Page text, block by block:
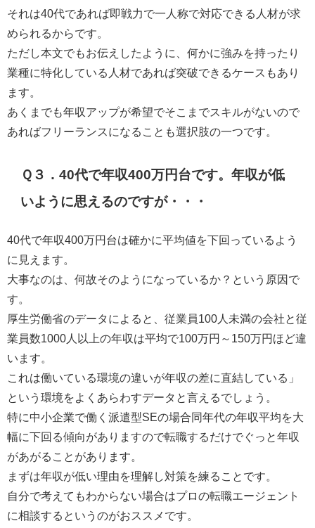
それは40代であれば即戦力で一人称で対応できる人材が求
められるからです。
ただし本文でもお伝えしたように、何かに強みを持ったり
業種に特化している人材であれば突破できるケースもあり
ます。
あくまでも年収アップが希望でそこまでスキルがないので
あればフリーランスになることも選択肢の一つです。
Ｑ３．40代で年収400万円台です。年収が低
いように思えるのですが・・・
40代で年収400万円台は確かに平均値を下回っているよう
に見えます。
大事なのは、何故そのようになっているか？という原因で
す。
厚生労働省のデータによると、 従業員100人未満の会社と従
業員数1000人以上の年収は平均で100万円～150万円ほど違
います。
これは働いている環境の違いが年収の差に直結している」
という環境をよくあらわすデータ と言えるでしょう。
特に中小企業で働く派遣型SEの場合同年代の年収平均を大
幅に下回る傾向がありますので転職するだけでぐっと年収
があがることがあります。
まずは年収が低い理由を理解し対策を練ることです。
自分で考えてもわからない場合はプロの転職エージェント
に相談するというのがおススメ です。